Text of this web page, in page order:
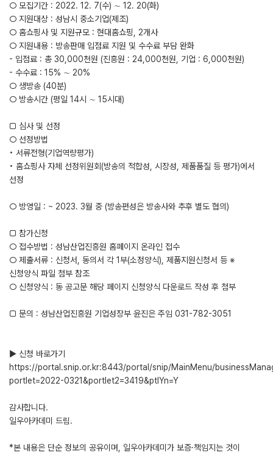
○ 모집기간 : 2022. 12. 7(수) ∼ 12. 20(화)
○ 지원대상 : 성남시 중소기업(제조)
○ 홈쇼핑사 및 지원규모 : 현대홈쇼핑, 2개사
○ 지원내용 : 방송판매 입점료 지원 및 수수료 부담 완화
- 입점료 : 총 30,000천원 (진흥원 : 24,000천원, 기업 : 6,000천원)
- 수수료 : 15% ∼ 20%
○ 생방송 (40분)
○ 방송시간 (평일 14시 ∼ 15시대)
□ 심사 및 선정
○ 선정방법
• 서류전형(기업역량평가)
• 홈쇼핑사 자체 선정위원회(방송의 적합성, 시장성, 제품품질 등 평가)에서
선정
○ 방영일 : ~ 2023. 3월 중 (방송편성은 방송사와 추후 별도 협의)
□ 참가신청
○ 접수방법 : 성남산업진흥원 홈페이지 온라인 접수
○ 제출서류 : 신청서, 동의서 각 1부(소정양식), 제품지원신청서 등 ※
신청양식 파일 첨부 참조
○ 신청양식 : 동 공고문 해당 페이지 신청양식 다운로드 작성 후 첨부
□ 문의 : 성남산업진흥원 기업성장부 윤진은 주임 031-782-3051
▶ 신청 바로가기
https://portal.snip.or.kr:8443/portal/snip/MainMenu/
portlet=2022-0321&portlet2=3419&ptlYn=Y
감사합니다.
일우아카데미 드림.
*본 내용은 단순 정보의 공유이며, 일우아카데미가 보증·책임지는 것이